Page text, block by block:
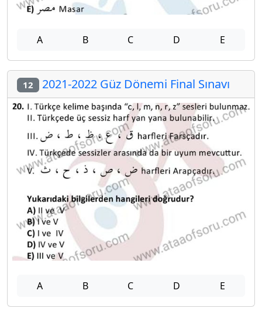
A B C D E
12 2021-2022 Güz Dönemi Final Sınavı
A B C D E